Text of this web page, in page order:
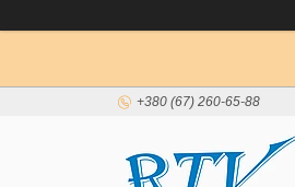
+380 (67) 260-65-88